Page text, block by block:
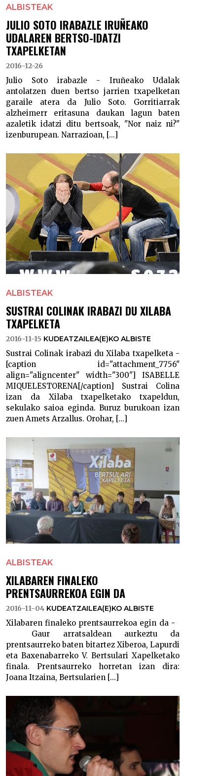
ALBISTEAK
JULIO SOTO IRABAZLE IRUÑEAKO
UDALAREN BERTSO-IDATZI
TXAPELKETAN
2016-12-26
Julio Soto irabazle - Iruñeako Udalak
antolatzen duen bertso jarrien txapelketan
garaile atera da Julio Soto. Gorritiarrak
alzheimerr eritasuna daukan lagun baten
azaletik idatzi ditu bertsoak, "Nor naiz ni?"
izenburupean. Narrazioan, [...]
ALBISTEAK
SUSTRAI COLINAK IRABAZI DU XILABA
TXAPELKETA
2016-11-15 KUDEATZAILEA(E)KO ALBISTE
Sustrai Colinak irabazi du Xilaba txapelketa -
[caption id="attachment_7756"
align="aligncenter" width="300"] ISABELLE
MIQUELESTORENA[/caption] Sustrai Colina
izan da Xilaba txapelketako txapeldun,
sekulako saioa eginda. Buruz burukoan izan
zuen Amets Arzallus. Orohar, [...]
ALBISTEAK
XILABAREN FINALEKO
PRENTSAURREKOA EGIN DA
2016-11-04 KUDEATZAILEA(E)KO ALBISTE
Xilabaren finaleko prentsaurrekoa egin da -
Gaur arratsaldean aurkeztu da
prentsaurreko baten bitartez Xiberoa, Lapurdi
eta Baxenabarreko V. Bertsulari Xapelketako
finala. Prentsaurreko horretan izan dira:
Joana Itzaina, Bertsularien [...]